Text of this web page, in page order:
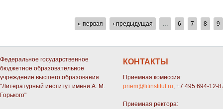
СТРАНИЦЫ« первая ‹ предыдущая … 6 7 8 9
Федеральное государственное
бюджетное образовательное
учреждение высшего образования
"Литературный институт имени А. М.
Горького"
КОНТАКТЫ
Приемная комиссия:
priem@litinstitut.ru; +7 495 694-12-
Приемная ректора: